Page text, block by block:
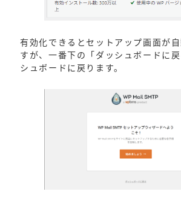
有効化できるとセットアップ画面が
すが、一番下の「ダッシュボードに
シュボードに戻ります。